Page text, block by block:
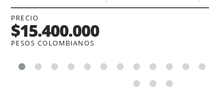
PRECIO
$15.400.000
PESOS COLOMBIANOS